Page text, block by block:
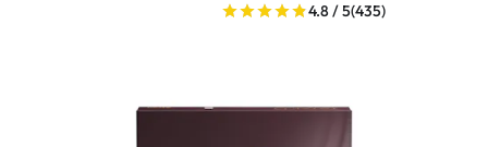
4.8 / 5(435)